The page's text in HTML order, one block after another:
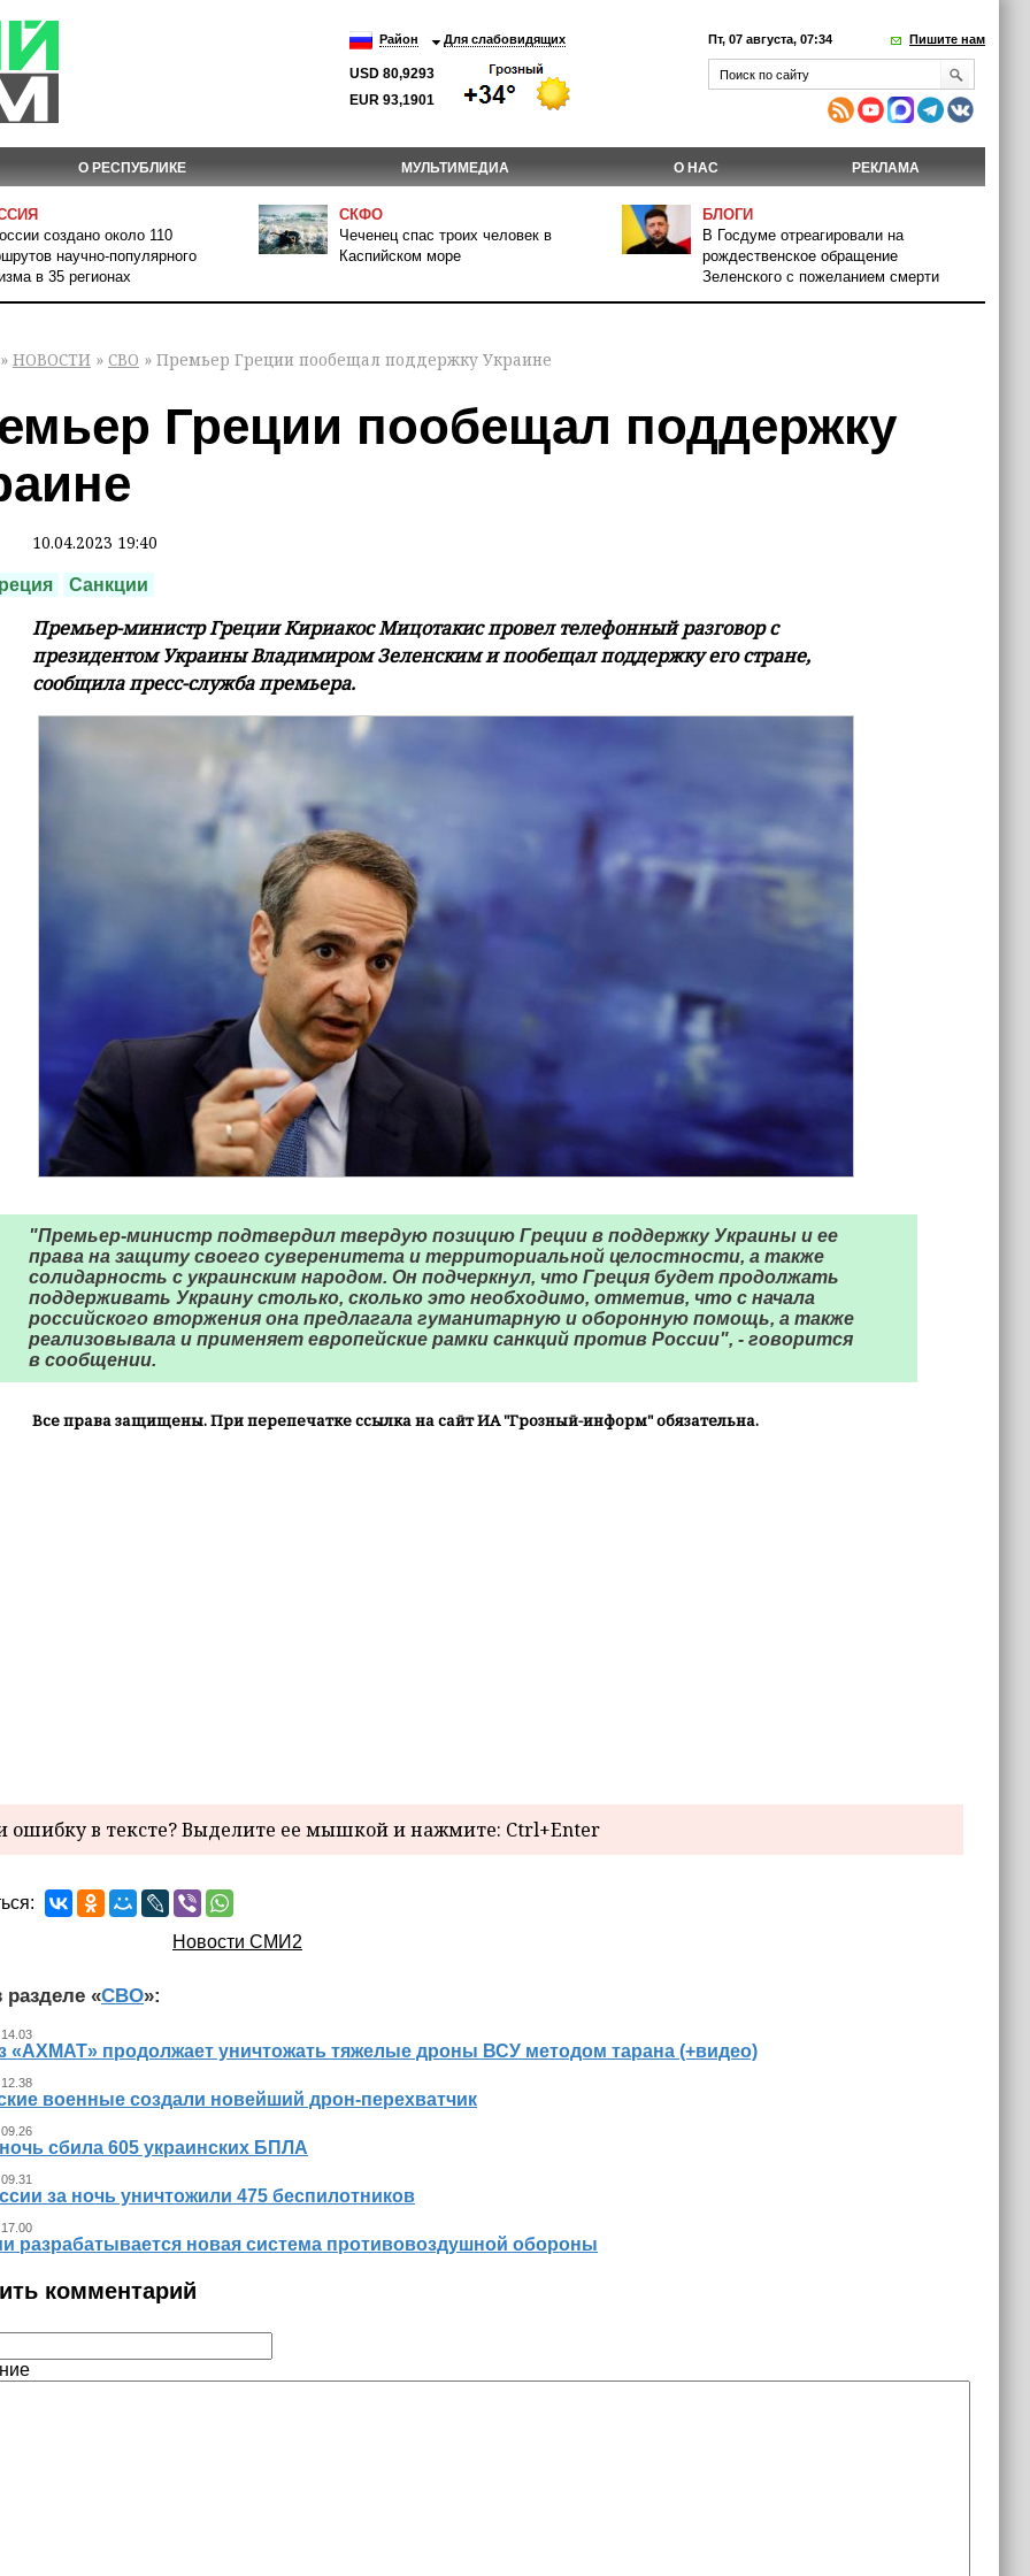
Район Для слабовидящих
USD 80,9293
EUR 93,1901
Пт, 07 августа, 07:34 Пишите нам
О РЕСПУБЛИКЕ МУЛЬТИМЕДИА О НАС РЕКЛАМА
создано около 110
научно-популярного
в 35 регионах
СКФО
Чеченец спас троих человек в
Каспийском море
БЛОГИ
В Госдуме отреагировали на
рождественское обращение
Зеленского с пожеланием смерти
» НОВОСТИ » СВО » Премьер Греции пообещал поддержку Украине
Греции пообещал поддержку
10.04.2023 19:40
Санкции
Премьер-министр Греции Кириакос Мицотакис провел телефонный разговор с
президентом Украины Владимиром Зеленским и пообещал поддержку его стране,
сообщила пресс-служба премьера.
"Премьер-министр подтвердил твердую позицию Греции в поддержку Украины и ее
права на защиту своего суверенитета и территориальной целостности, а также
солидарность с украинским народом. Он подчеркнул, что Греция будет продолжать
поддерживать Украину столько, сколько это необходимо, отметив, что с начала
российского вторжения она предлагала гуманитарную и оборонную помощь, а также
реализовывала и применяет европейские рамки санкций против России", - говорится
в сообщении.
Все права защищены. При перепечатке ссылка на сайт ИА "Грозный-информ" обязательна.
в тексте? Выделите ее мышкой и нажмите: Ctrl+Enter
Новости СМИ2
разделе «СВО»:
«АХМАТ» продолжает уничтожать тяжелые дроны ВСУ методом тарана (+видео)
военные создали новейший дрон-перехватчик
сбила 605 украинских БПЛА
за ночь уничтожили 475 беспилотников
разрабатывается новая система противовоздушной обороны
комментарий